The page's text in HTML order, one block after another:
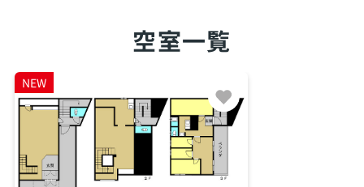
空室一覧
NEW